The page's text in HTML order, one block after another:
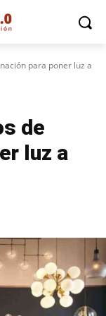
para poner luz a
de
luz a